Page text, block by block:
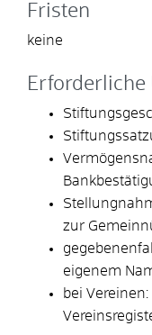
Fristen
keine
Erforderliche
zur
eigenem
bei